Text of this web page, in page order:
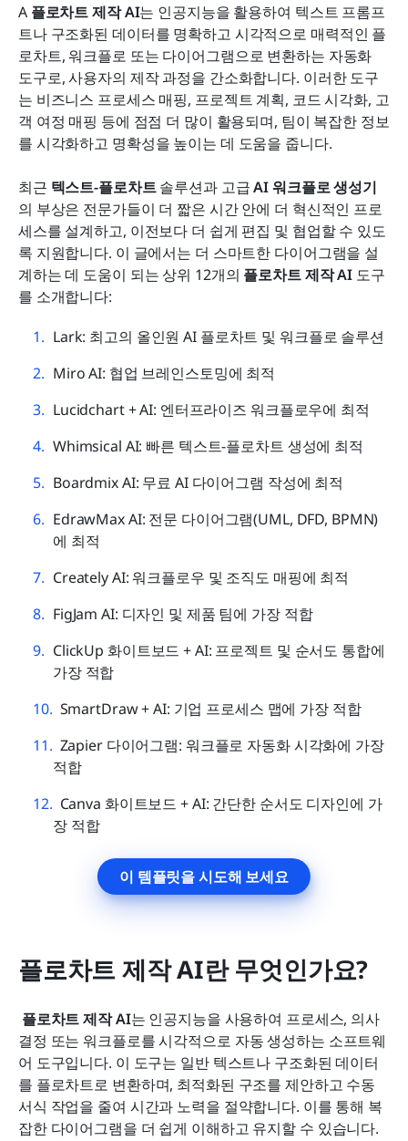
A 플로차트 제작 AI는 인공지능을 활용하여 텍스트 프롬프
트나 구조화된 데이터를 명확하고 시각적으로 매력적인 플
로차트, 워크플로 또는 다이어그램으로 변환하는 자동화
도구로, 사용자의 제작 과정을 간소화합니다. 이러한 도구
는 비즈니스 프로세스 매핑, 프로젝트 계획, 코드 시각화, 고
객 여정 매핑 등에 점점 더 많이 활용되며, 팀이 복잡한 정보
를 시각화하고 명확성을 높이는 데 도움을 줍니다.
최근 텍스트-플로차트 솔루션과 고급 AI 워크플로 생성기
의 부상은 전문가들이 더 짧은 시간 안에 더 혁신적인 프로
세스를 설계하고, 이전보다 더 쉽게 편집 및 협업할 수 있도
록 지원합니다. 이 글에서는 더 스마트한 다이어그램을 설
계하는 데 도움이 되는 상위 12개의 플로차트 제작 AI 도구
를 소개합니다:
Lark: 최고의 올인원 AI 플로차트 및 워크플로 솔루션
Miro AI: 협업 브레인스토밍에 최적
Lucidchart + AI: 엔터프라이즈 워크플로우에 최적
Whimsical AI: 빠른 텍스트-플로차트 생성에 최적
Boardmix AI: 무료 AI 다이어그램 작성에 최적
EdrawMax AI: 전문 다이어그램(UML, DFD, BPMN)
에 최적
Creately AI: 워크플로우 및 조직도 매핑에 최적
FigJam AI: 디자인 및 제품 팀에 가장 적합
ClickUp 화이트보드 + AI: 프로젝트 및 순서도 통합에
가장 적합
SmartDraw + AI: 기업 프로세스 맵에 가장 적합
Zapier 다이어그램: 워크플로 자동화 시각화에 가장
적합
Canva 화이트보드 + AI: 간단한 순서도 디자인에 가
장 적합
이 템플릿을 시도해 보세요
플로차트 제작 AI란 무엇인가요?
플로차트 제작 AI는 인공지능을 사용하여 프로세스, 의사
결정 또는 워크플로를 시각적으로 자동 생성하는 소프트웨
어 도구입니다. 이 도구는 일반 텍스트나 구조화된 데이터
를 플로차트로 변환하며, 최적화된 구조를 제안하고 수동
서식 작업을 줄여 시간과 노력을 절약합니다. 이를 통해 복
잡한 다이어그램을 더 쉽게 이해하고 유지할 수 있습니다.
플로차트 AI 제작기 비교 표
2025년 최고의 AI 순서도 제작 도구 12선
다이어그램을 넘어: 프로세스 매핑을 위한 Lark의 올
인원 접근 방식
결론
자주 묻는 질문
관련 읽기